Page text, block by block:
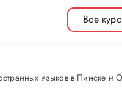
Все
языков в Пинске и